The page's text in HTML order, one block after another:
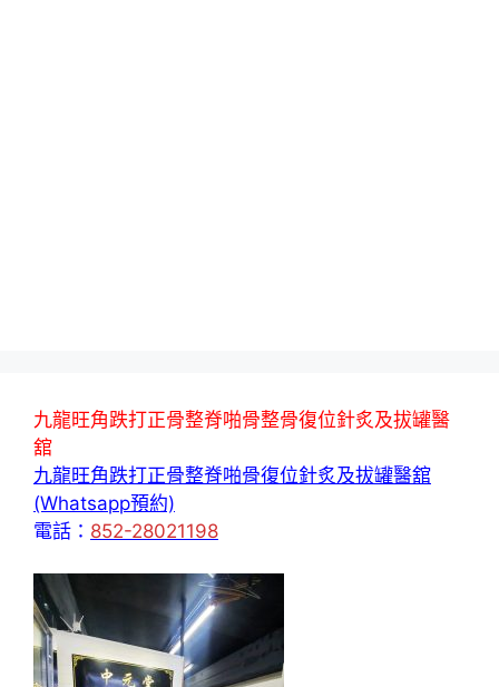
九龍旺角跌打正骨整脊啪骨整骨復位針炙及拔罐醫
舘
九龍旺角跌打正骨整脊啪骨復位針炙及拔罐醫舘
(Whatsapp預約)
電話： 852-28021198